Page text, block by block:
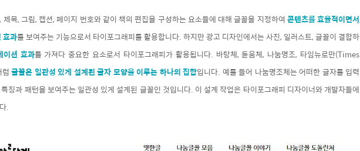
제목, 그림, 캡션, 페이지 번호와 같이 책의 편집을 구성하는 요소들에 대해 글꼴을 지정하여콘텐츠를 효율적이면서
효과를 보여주는 기능으로서 타이포그래피를 활용합니다. 하지만 광고 디자인에서는 사진, 일러스트, 글꼴이 결합하
이션 효과를 가져다 중요한 요소로서 타이포그래피가 활용됩니다. 바탕체, 돋움체, 나눔명조, 타임뉴로만(Times
럼글꼴은 일관성 있게 설계된 글자 모양을 이루는 하나의 집합입니다. 예를 들어 나눔명조체는 어떠한 글자를 입력
징과 패턴을 보여주는 일관성 있게 설계된 글꼴인 것입니다. 이 설계 작업은 타이포그래피 디자이너와 개발자들에
.